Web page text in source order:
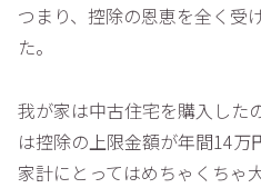
つまり、控除の恩恵を全く受
た。
我が家は中古住宅を購入した
は控除の上限金額が年間14万
家計にとってはめちゃくちゃ